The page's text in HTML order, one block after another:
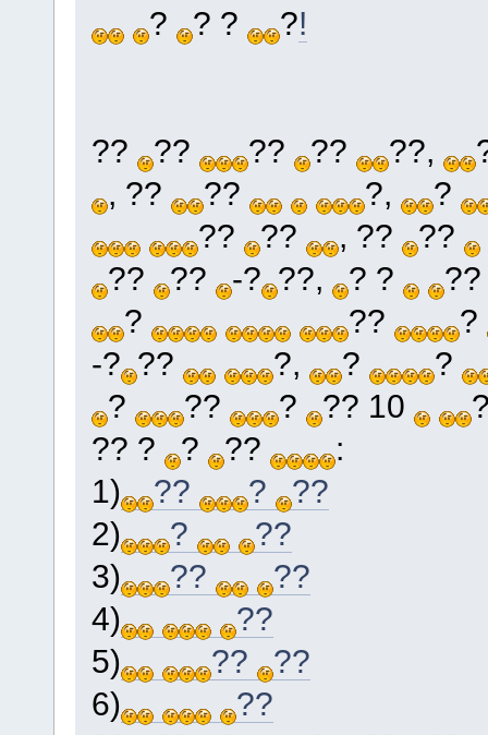
? ? ? ?!
?? ?? ?? ?? ??,
, ??
?? ?,
?
??
?? , ??
??
??
?? -? ??, ? ?
?
??
?
-? ?? ?, ?
?
?
?? ? ?? 10
?? ?
? ??
:
1)
?? ?
??
2)
?
??
3)
??
??
4)
??
5)
??
??
6)
??